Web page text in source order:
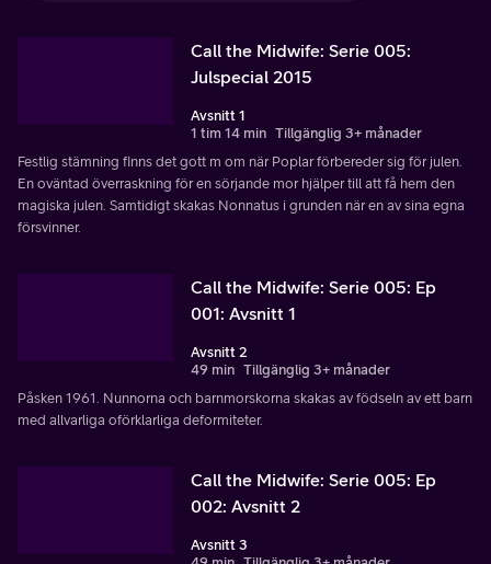
Call the Midwife: Serie 005:
Julspecial 2015
Avsnitt 1
1 tim 14 min Tillgänglig 3+ månader
Festlig stämning finns det gott m om när Poplar förbereder sig för julen.
En oväntad överraskning för en sörjande mor hjälper till att få hem den
magiska julen. Samtidigt skakas Nonnatus i grunden när en av sina egna
försvinner.
Call the Midwife: Serie 005: Ep
001: Avsnitt 1
Avsnitt 2
49 min Tillgänglig 3+ månader
Påsken 1961. Nunnorna och barnmorskorna skakas av födseln av ett barn
med allvarliga oförklarliga deformiteter.
Call the Midwife: Serie 005: Ep
002: Avsnitt 2
Avsnitt 3